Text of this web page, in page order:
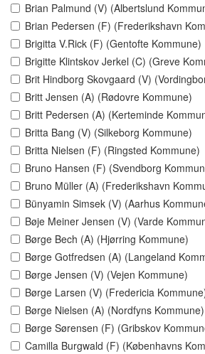
Brian Palmund (V) (Albertslund
Brian Pedersen (F) (Frederikshavn
Brigitta V.Rick (F) (Gentofte Kommune)
Brigitte Klintskov Jerkel (C) (Greve
Brit Hindborg Skovgaard (V)
Britt Jensen (A) (Rødovre Kommune)
Britt Pedersen (A) (Kerteminde
Britta Bang (V) (Silkeborg Kommune)
Britta Nielsen (F) (Ringsted Kommune)
Bruno Hansen (F) (Svendborg
Bruno Müller (A) (Frederikshavn
Bünyamin Simsek (V) (Aarhus
Bøje Meiner Jensen (V) (Varde
Børge Bech (A) (Hjørring Kommune)
Børge Gotfredsen (A) (Langeland
Børge Jensen (V) (Vejen Kommune)
Børge Larsen (V) (Fredericia
Børge Nielsen (A) (Nordfyns Kommune)
Børge Sørensen (F) (Gribskov
Camilla Burgwald (F) (Københavns